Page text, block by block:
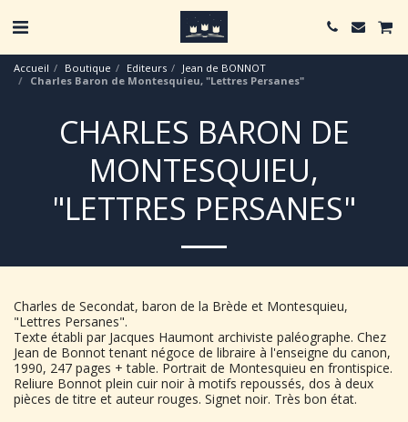
Accueil Boutique Editeurs
Jean de BONNOT
Charles Baron de Montesquieu, "Lettres Persanes"
CHARLES BARON DE
MONTESQUIEU,
"LETTRES PERSANES"
Charles de Secondat, baron de la Brède et Montesquieu,
"Lettres Persanes".
Texte établi par Jacques Haumont archiviste paléographe. Chez
Jean de Bonnot tenant négoce de libraire à l'enseigne du canon,
1990, 247 pages + table. Portrait de Montesquieu en frontispice.
Reliure Bonnot plein cuir noir à motifs repoussés, dos à deux
pièces de titre et auteur rouges. Signet noir. Très bon état.